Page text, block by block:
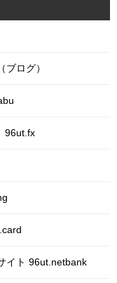
ログ）
96ut.fx
イト 96ut.netbank